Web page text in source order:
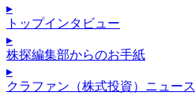
▸
トップインタビュー
▸
株探編集部からのお手紙
▸
クラファン（株式投資）ニュース